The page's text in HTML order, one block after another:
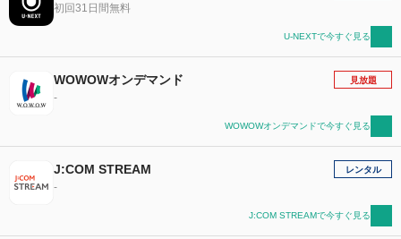
初回31日間無料
U-NEXTで今すぐ見る
WOWOWオンデマンド
-
見放題
WOWOWオンデマンドで今すぐ見る
J:COM STREAM
-
レンタル
J:COM STREAMで今すぐ見る